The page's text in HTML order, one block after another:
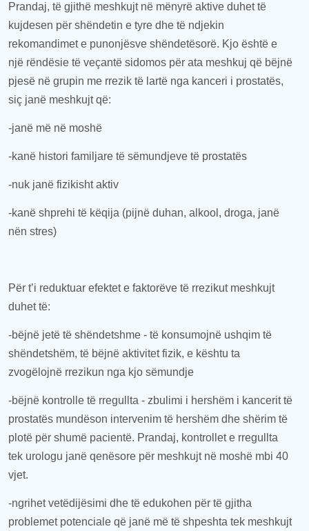
Prandaj, të gjithë meshkujt në mënyrë aktive duhet të
kujdesen për shëndetin e tyre dhe të ndjekin
rekomandimet e punonjësve shëndetësorë. Kjo është e
një rëndësie të veçantë sidomos për ata meshkuj që bëjnë
pjesë në grupin me rrezik të lartë nga kanceri i prostatës,
siç janë meshkujt që:
-janë më në moshë
-kanë histori familjare të sëmundjeve të prostatës
-nuk janë fizikisht aktiv
-kanë shprehi të këqija (pijnë duhan, alkool , droga, janë
nën stres)
Për t’i reduktuar efektet e faktorëve të rrezikut meshkujt
duhettë:
-bëjnë jetë të shëndetshme - të konsumojnë ushqim të
shëndetshëm, të bëjnë aktivitet fizik, e kështu ta
zvogëlojnë rrezikun nga kjo sëmundje
-bëjnë kontrolle të rregullta - zbulimi i hershëm i kancerit të
prostatës mundëson intervenim të hershëm dhe shërim të
plotë për shumë pacientë. Prandaj, kontrollet e rregullta
tek urologu janë qenësore për meshkujt në moshë mbi 40
vjet.
-ngrihet vetëdijësimi dhe të edukohen për të gjitha
problemet potenciale që janë më të shpeshta tek meshkujt